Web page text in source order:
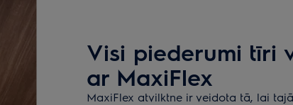
Visi piederumi tīri
ar MaxiFlex
MaxiFlex atvilktne ir veidota tā, lai